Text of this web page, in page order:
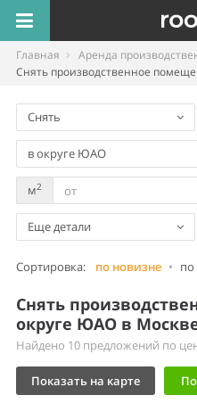
Главная
Аренда
Снять производственное
Снять
в округе ЮАО
м2
Еще детали
Сортировка: по новизне •
Снять
округе ЮАО в
Найдено 10 предложений по
Показать на карте